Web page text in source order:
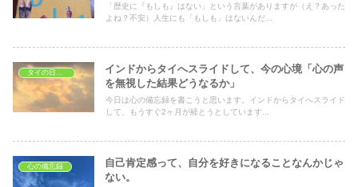
「歴史に『もしも』はない」という言葉がありますが（え？あった
よね？不安）人生にも「もしも」はないんだ...
タイの日常生活
インドからタイへスライドして、今の心境「心の声
を無視した結果どうなるか」
今日は心の備忘録を書こうと思います。インドからタイへスライド
して、もうすぐ2ヶ月が経とうとしています...
心の備忘録
自己肯定感って、自分を好きになることなんかじゃ
ない。